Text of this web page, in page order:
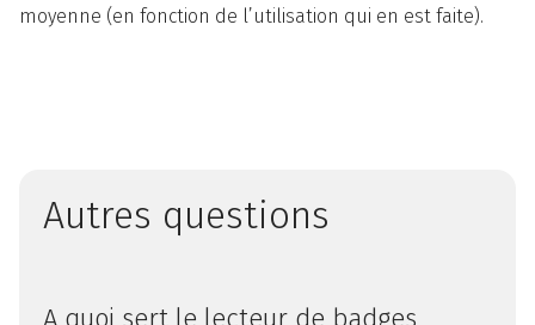
moyenne (en fonction de l’utilisation qui en est faite).
Autres questions
A quoi sert le lecteur de badges